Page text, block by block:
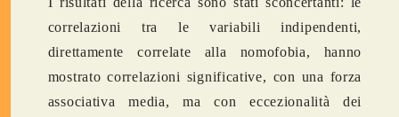
correlazioni tra le variabili indipendenti,
direttamente correlate alla nomofobia, hanno
mostrato correlazioni significative, con una forza
associativa media, ma con eccezionalità dei